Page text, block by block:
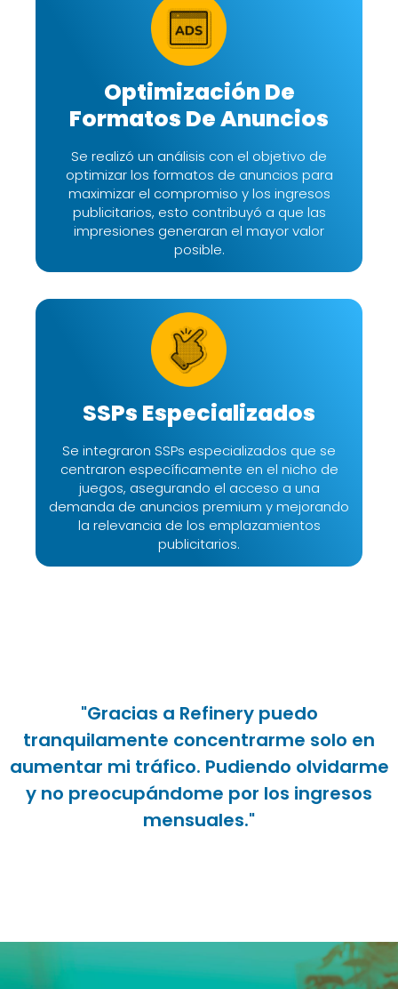
Optimización De
Formatos De Anuncios
Se realizó un análisis con el objetivo de
optimizar los formatos de anuncios para
maximizar el compromiso y los ingresos
publicitarios, esto contribuyó a que las
impresiones generaran el mayor valor
posible.
SSPs Especializados
Se integraron SSPs especializados que se
centraron específicamente en el nicho de
juegos, asegurando el acceso a una
demanda de anuncios premium y mejorando
la relevancia de los emplazamientos
publicitarios.
"Gracias a Refinery puedo
tranquilamente concentrarme solo en
aumentar mi tráfico. Pudiendo olvidarme
y no preocupándome por los ingresos
mensuales."